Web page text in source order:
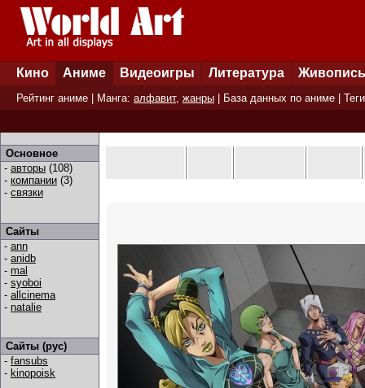
Кино Аниме Видеоигры Литература Живопись
Рейтинг аниме | Манга: алфавит, жанры База данных по аниме Теги
Основное
- авторы (108)
- компании (3)
- связки
Сайты
- ann
- anidb
- mal
- syoboi
- allcinema
- natalie
Сайты (рус)
- fansubs
- kinopoisk